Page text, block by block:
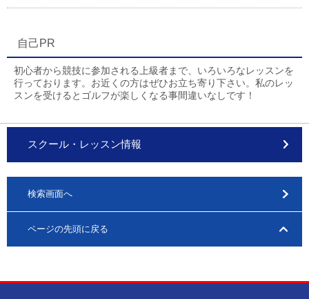
自己PR
初心者から競技に参加される上級者まで、いろいろなレッスンを
行っております。お近くの方はぜひお立ち寄り下さい。私のレッ
スンを受けるとゴルフが楽しくなる事間違いなしです！
スクール・レッスン情報
検索画面へ
ページの先頭に戻る